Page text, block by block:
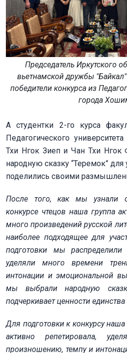
Председатель Иркутского
вьетнамской дружбы
победители конкурса из
города
А студентки 2-го курса
Педагогического
Тхи Нгок Зиеп и Чан Тхи Нгок
народную сказку “Теремок” для
поделились своими
После того, как мы узнали
конкурсе чтецов наша группа
много произведений русской
наиболее подходящее для
подготовки мы
уделяли много времени
интонации и эмоциональной
мы выбрали народную
подчеркивает ценности
Для подготовки к конкурсу
активно репетировала,
произношению, темпу и